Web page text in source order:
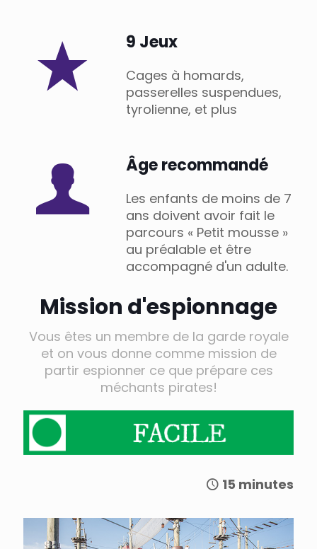
9 Jeux
Cages à homards,
passerelles suspendues,
tyrolienne, et plus
Âge recommandé
Les enfants de moins de 7
ans doivent avoir fait le
parcours « Petit mousse »
au préalable et être
accompagné d'un adulte.
Mission d'espionnage
Vous êtes un membre de la garde royale
et on vous donne comme mission de
partir espionner ce que prépare ces
méchants pirates!
15 minutes